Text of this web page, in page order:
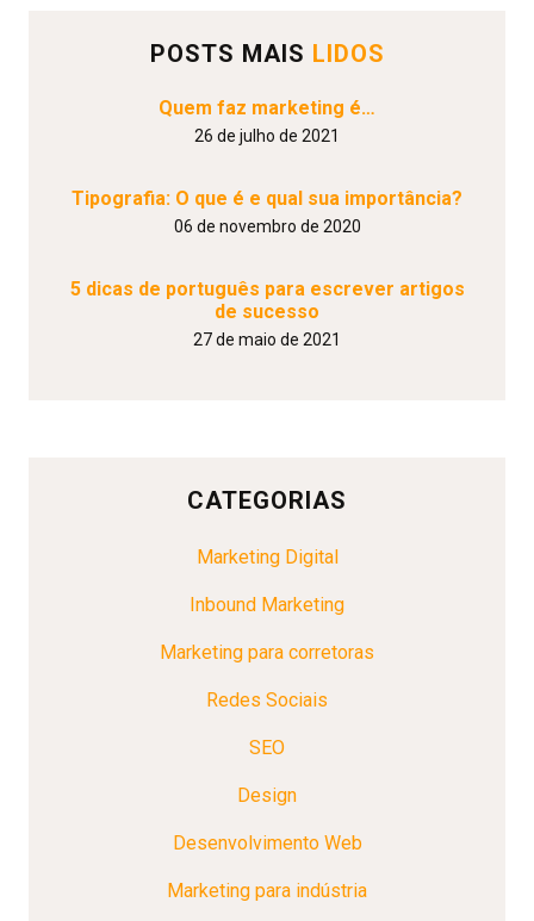
POSTS MAIS LIDOS
Quem faz marketing é…
26 de julho de 2021
Tipografia: O que é e qual sua importância?
06 de novembro de 2020
5 dicas de português para escrever artigos
de sucesso
27 de maio de 2021
CATEGORIAS
Marketing Digital
Inbound Marketing
Marketing para corretoras
Redes Sociais
SEO
Design
Desenvolvimento Web
Marketing para indústria